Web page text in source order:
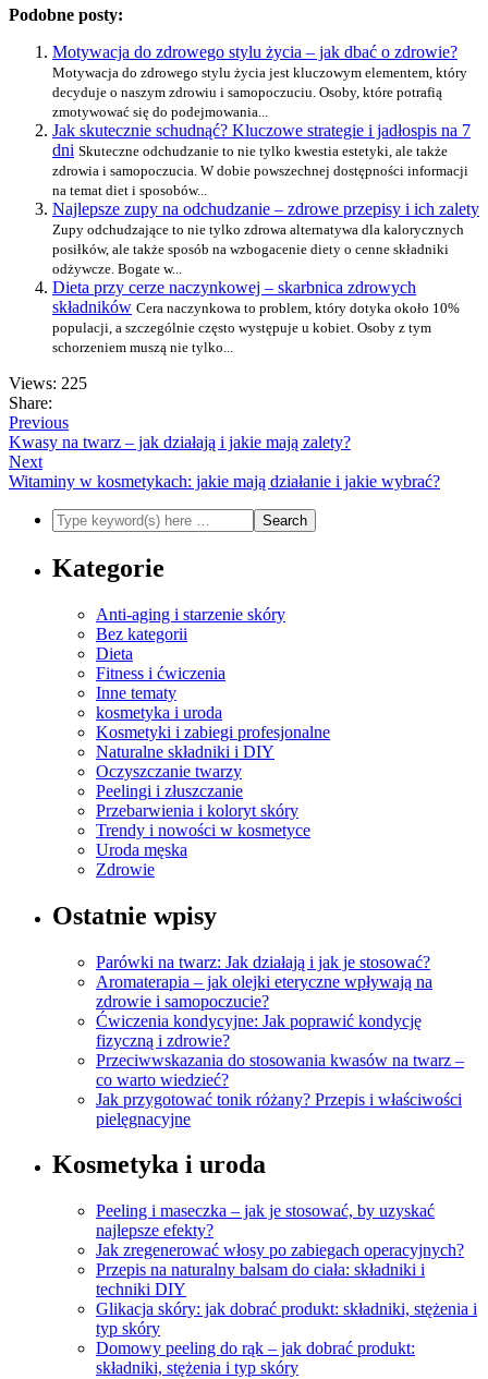
Podobne posty:
Motywacja do zdrowego stylu życia – jak dbać o zdrowie?
Motywacja do zdrowego stylu życia jest kluczowym elementem, który
decyduje o naszym zdrowiu i samopoczuciu. Osoby, które potrafią
zmotywować się do podejmowania...
Jak skutecznie schudnąć? Kluczowe strategie i jadłospis na 7
dni Skuteczne odchudzanie to nie tylko kwestia estetyki, ale także
zdrowia i samopoczucia. W dobie powszechnej dostępności informacji
na temat diet i sposobów...
Najlepsze zupy na odchudzanie – zdrowe przepisy i ich zalety
Zupy odchudzające to nie tylko zdrowa alternatywa dla kalorycznych
posiłków, ale także sposób na wzbogacenie diety o cenne składniki
odżywcze. Bogate w...
Dieta przy cerze naczynkowej – skarbnica zdrowych
składników Cera naczynkowa to problem, który dotyka około 10%
populacji, a szczególnie często występuje u kobiet. Osoby z tym
schorzeniem muszą nie tylko...
Views: 225
Share:
Previous
Kwasy na twarz – jak działają i jakie mają zalety?
Next
Witaminy w kosmetykach: jakie mają działanie i jakie wybrać?
Kategorie
Anti-aging i starzenie skóry
Bez kategorii
Dieta
Fitness i ćwiczenia
Inne tematy
kosmetyka i uroda
Kosmetyki i zabiegi profesjonalne
Naturalne składniki i DIY
Oczyszczanie twarzy
Peelingi i złuszczanie
Przebarwienia i koloryt skóry
Trendy i nowości w kosmetyce
Uroda męska
Zdrowie
Ostatnie wpisy
Parówki na twarz: Jak działają i jak je stosować?
Aromaterapia – jak olejki eteryczne wpływają na
zdrowie i samopoczucie?
Ćwiczenia kondycyjne: Jak poprawić kondycję
fizyczną i zdrowie?
Przeciwwskazania do stosowania kwasów na twarz –
co warto wiedzieć?
Jak przygotować tonik różany? Przepis i właściwości
pielęgnacyjne
Kosmetyka i uroda
Peeling i maseczka – jak je stosować, by uzyskać
najlepsze efekty?
Jak zregenerować włosy po zabiegach operacyjnych?
Przepis na naturalny balsam do ciała: składniki i
techniki DIY
Glikacja skóry: jak dobrać produkt: składniki, stężenia i
typ skóry
Domowy peeling do rąk – jak dobrać produkt:
składniki, stężenia i typ skóry